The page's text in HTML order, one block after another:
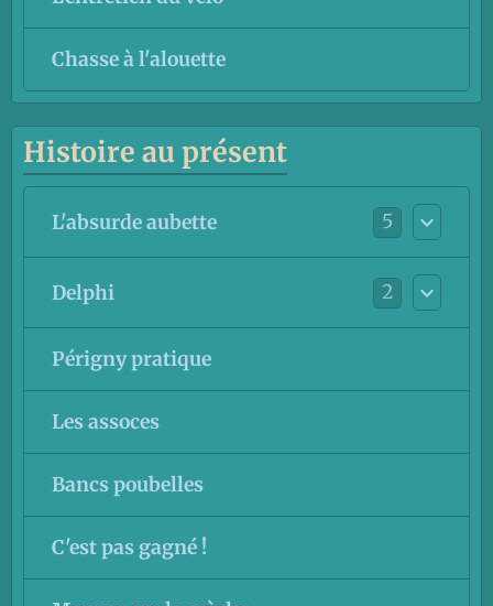
Chasse à l'alouette
Histoire au présent
L'absurde aubette 5
Delphi 2
Périgny pratique
Les assoces
Bancs poubelles
C'est pas gagné !